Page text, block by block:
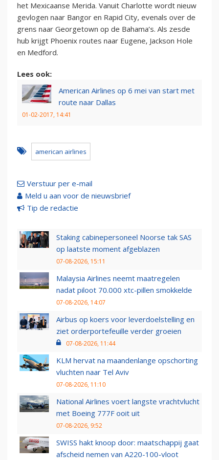
het Mexicaanse Merida. Vanuit Charlotte wordt nieuw
gevlogen naar Bangor en Rapid City, evenals over de
grens naar Georgetown op de Bahama’s. Als zesde
hub krijgt Phoenix routes naar Eugene, Jackson Hole
en Medford.
Lees ook:
American Airlines op 6 mei van start met
route naar Dallas
01-02-2017, 14:41
american airlines
Verstuur per e-mail
Meld u aan voor de nieuwsbrief
Tip de redactie
Staking cabinepersoneel Noorse tak SAS
op laatste moment afgeblazen
07-08-2026, 15:11
Malaysia Airlines neemt maatregelen
nadat piloot 70.000 xtc-pillen smokkelde
07-08-2026, 14:07
Airbus op koers voor leverdoelstelling en
ziet orderportefeuille verder groeien
07-08-2026, 11:44
KLM hervat na maandenlange opschorting
vluchten naar Tel Aviv
07-08-2026, 11:10
National Airlines voert langste vrachtvlucht
met Boeing 777F ooit uit
07-08-2026, 9:52
SWISS hakt knoop door: maatschappij gaat
afscheid nemen van A220-100-vloot